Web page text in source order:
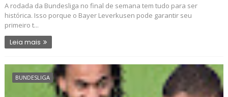
A rodada da Bundesliga no final de semana tem tudo para ser
histórica. Isso porque o Bayer Leverkusen pode garantir seu
primeiro t...
Leia mais
BUNDESLIGA